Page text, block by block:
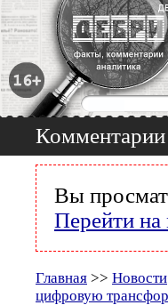
Комментарии
Вы
Перейти
Главная >> Новости
цифровую